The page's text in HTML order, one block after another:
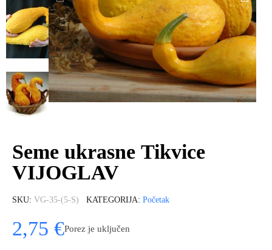
Seme ukrasne Tikvice
VIJOGLAV
SKU VG-35-(5-S) KATEGORIJA Početak
2,75 €Porez je uključen